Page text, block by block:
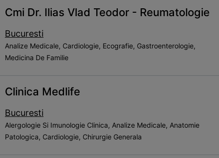
Cmi Dr. Ilias Vlad Teodor - Reumatologie
Bucuresti
Analize Medicale, Cardiologie, Ecografie, Gastroenterologie,
Medicina De Familie
Clinica Medlife
Bucuresti
Alergologie Si Imunologie Clinica, Analize Medicale, Anatomie
Patologica, Cardiologie, Chirurgie Generala